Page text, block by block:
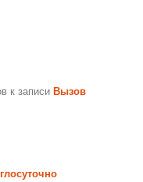
к записиВызов